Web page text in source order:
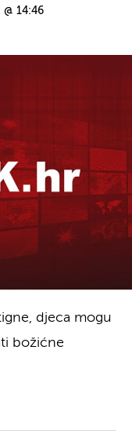
14:46
djeca mogu
božićne